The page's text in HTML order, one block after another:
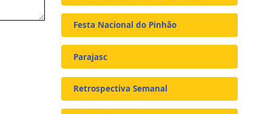
Festa Nacional do Pinhão
Parajasc
Retrospectiva Semanal